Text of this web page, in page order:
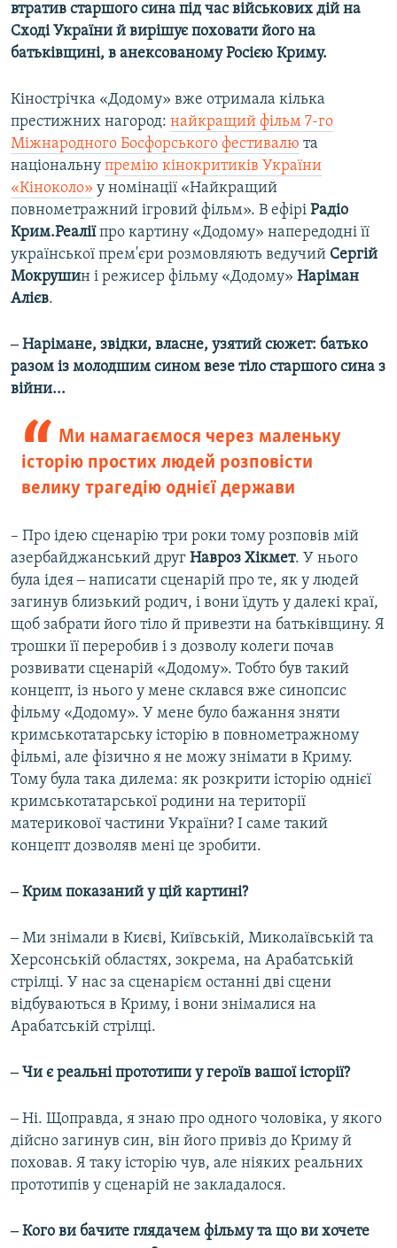
втратив старшого сина під час військових дій на
Сході України й вирішує поховати його на
батьківщині, в анексованому Росією Криму.
Кінострічка «Додому» вже отримала кілька
престижних нагород: найкращий фільм 7-го
Міжнародного Босфорського фестивалю та
національну премію кінокритиків України
«Кіноколо» у номінації «Найкращий
повнометражний ігровий фільм». В ефірі Радіо
Крим.Реаліїпро картину «Додому» напередодні її
української прем'єри розмовляють ведучий Сергій
Мокрушин і режисер фільму «Додому» Наріман
Алієв.
‒ Нарімане, звідки, власне, узятий сюжет: батько
разом із молодшим сином везе тіло старшого сина з
війни...
Ми намагаємося через маленьку
історію простих людей розповісти
велику трагедію однієї держави
– Про ідею сценарію три роки тому розповів мій
азербайджанський друг Навроз Хікмет. У нього
була ідея ‒ написати сценарій про те, як у людей
загинув близький родич, і вони їдуть у далекі краї,
щоб забрати його тіло й привезти на батьківщину. Я
трошки її переробив і з дозволу колеги почав
розвивати сценарій «Додому». Тобто був такий
концепт, із нього у мене склався вже синопсис
фільму «Додому». У мене було бажання зняти
кримськотатарську історію в повнометражному
фільмі, але фізично я не можу знімати в Криму.
Тому була така дилема: як розкрити історію однієї
кримськотатарської родини на території
материкової частини України? І саме такий
концепт дозволяв мені це зробити.
‒ Крим показаний у цій картині?
‒ Ми знімали в Києві, Київській, Миколаївській та
Херсонській областях, зокрема, на Арабатській
стрілці. У нас за сценарієм останні дві сцени
відбуваються в Криму, і вони знімалися на
Арабатській стрілці.
‒ Чи є реальні прототипи у героїв вашої історії?
‒ Ні. Щоправда, я знаю про одного чоловіка, у якого
дійсно загинув син, він його привіз до Криму й
поховав. Я таку історію чув, але ніяких реальних
прототипів у сценарій не закладалося.
‒ Кого ви бачите глядачем фільму та що ви хочете